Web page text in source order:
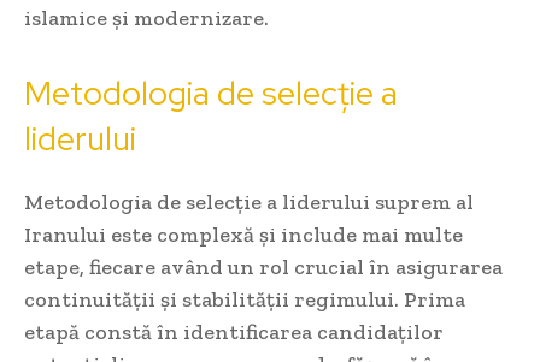
islamice și modernizare.
Metodologia de selecție a
liderului
Metodologia de selecție a liderului suprem al
Iranului este complexă și include mai multe
etape, fiecare având un rol crucial în asigurarea
continuității și stabilității regimului. Prima
etapă constă în identificarea candidaților